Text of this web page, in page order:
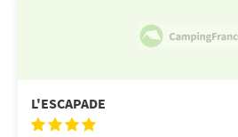
L'ESCAPADE